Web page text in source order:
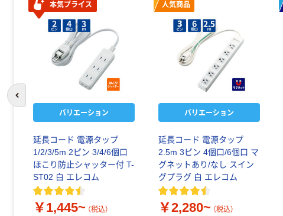
本気プライス
バリエーション
延長コード 電源タップ
1/2/3/5m 2ピン 3/4/6個口
ほこり防止シャッター付 T-
ST02 白 エレコム
￥1,445~ （税込）
人気商品
バリエーション
延長コード 電源タップ
2.5m 3ピン 4個口/6個口 マ
グネットあり/なし スイン
グプラグ 白 エレコム
￥2,280~ （税込）
前のスライドへ